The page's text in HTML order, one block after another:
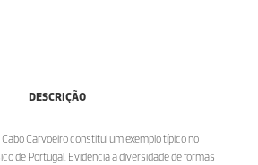
DESCRIÇÃO
Carvoeiro constitui um exemplo típico no
de Portugal. Evidencia a diversidade de formas